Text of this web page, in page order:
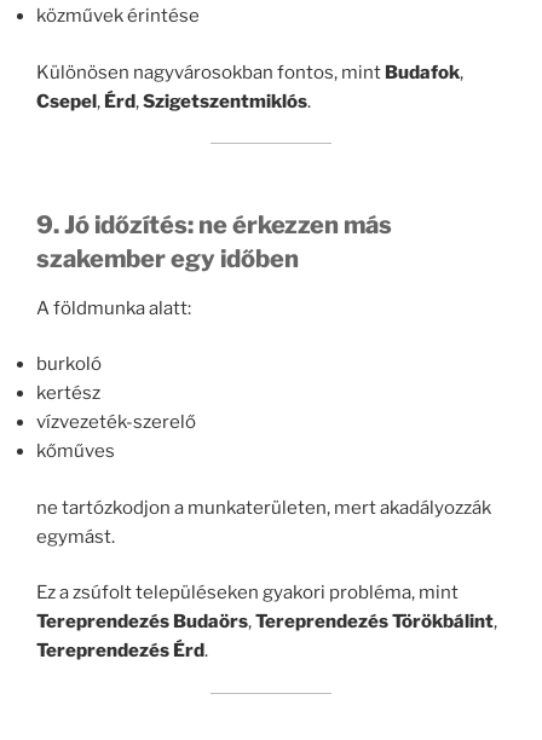
közművek érintése
Különösen nagyvárosokban fontos, mint Budafok,
Csepel, Érd,Szigetszentmiklós.
9. Jó időzítés: ne érkezzen más
szakember egy időben
A földmunka alatt:
burkoló
kertész
vízvezeték-szerelő
kőműves
ne tartózkodjon a munkaterületen, mert akadályozzák
egymást.
Ez a zsúfolt településeken gyakori probléma, mint
Tereprendezés Budaörs,Tereprendezés Törökbálint,
Tereprendezés Érd.